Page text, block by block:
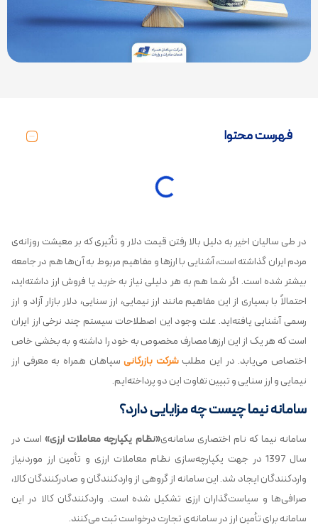
در طی سالیان اخیر به دلیل بالا رفتن قیمت دلار و تأثیری که بر معیشت روزانه‌ی
مردم ایران گذاشته است، آشنایی با ارزها و مفاهیم مربوط به آن‌ها هم در جامعه
بیشتر شده است. اگر شما هم به هر دلیلی نیاز به خرید یا فروش ارز داشته‌اید،
احتمالاً با بسیاری از این مفاهیم مانند ارز نیمایی، ارز سنایی، دلار بازار آزاد و ارز
رسمی آشنایی یافته‌اید. علت وجود این اصطلاحات سیستم چند نرخی ارز ایران
است که هر یک از این ارزها مصارف مخصوص به خود را داشته و به بخشی خاص
اختصاص می‌یابد. در این مطلب شرکت بازرگانیسپاهان همراه به معرفی ارز
نیمایی و ارز سنایی و تبیین تفاوت این دو پرداخته‌ایم.
سامانه نیما چیست چه مزایایی دارد؟
سامانه نیما که نام اختصاری سامانه‌ی«نظام یکپارچه معاملات ارزی»است در
سال 1397 در جهت یکپارچه‌سازی نظام معاملات ارزی و تأمین ارز موردنیاز
واردکنندگان ایجاد شد. این سامانه از گروهی از واردکنندگان و صادرکنندگان کالا،
صرافی‌ها و سیاست‌گذاران ارزی تشکیل شده است. واردکنندگان کالا در این
سامانه برای تأمین ارز در سامانه‌ی تجارت درخواست ثبت می‌کنند.
فهرست محتوا